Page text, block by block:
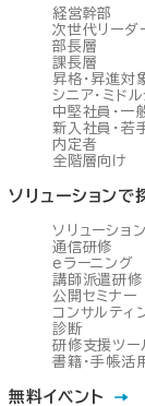
経営幹部
次世代リーダ
部長層
課長層
昇格・昇進対
シニア・ミド
中堅社員・一
新入社員・若
内定者
全階層向け
ソリューションで
ソリューショ
通信研修
eラーニング
講師派遣研修
公開セミナー
コンサルティ
診断
研修支援ツー
書籍・手帳活
無料イベント